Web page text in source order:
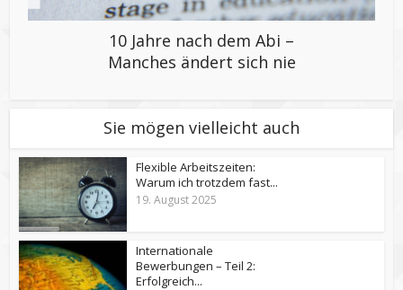
10 Jahre nach dem Abi –
Manches ändert sich nie
Sie mögen vielleicht auch
Flexible Arbeitszeiten:
Warum ich trotzdem fast...
19. August 2025
Internationale
Bewerbungen – Teil 2:
Erfolgreich...